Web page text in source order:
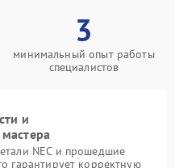
3
минимальный опыт работы
специалистов
и
NEC и прошедшие
гарантирует корректную